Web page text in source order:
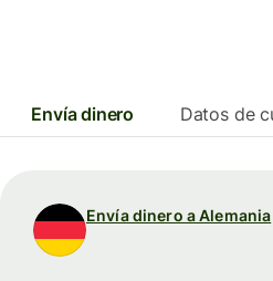
Envía dinero Datos de
Envía dinero a Alemania